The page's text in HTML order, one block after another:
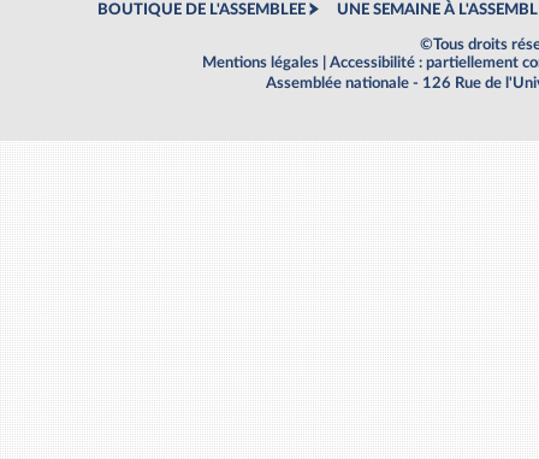
BOUTIQUE DE L'ASSEMBLEE UNE SEMAINE À
©Tous droits
Mentions légales
Accessibilité : partiellement
Assemblée nationale - 126 Rue de